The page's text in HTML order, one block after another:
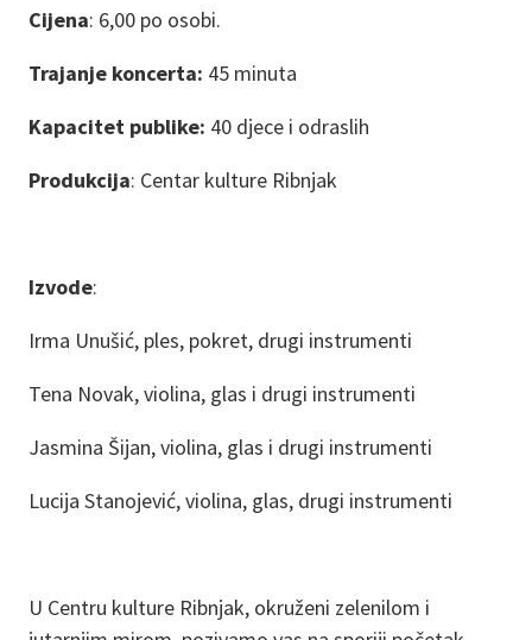
Cijena: 6,00 po osobi.
Trajanje koncerta: 45 minuta
Kapacitet publike: 40 djece i odraslih
Produkcija: Centar kulture Ribnjak
Izvode:
Irma Unušić, ples, pokret, drugi instrumenti
Tena Novak, violina, glas i drugi instrumenti
Jasmina Šijan, violina, glas i drugi instrumenti
Lucija Stanojević, violina, glas, drugi instrumenti
U Centru kulture Ribnjak, okruženi zelenilom i